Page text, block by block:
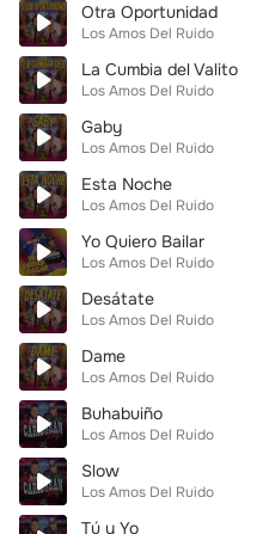
Otra Oportunidad
Los Amos Del Ruido
La Cumbia del Valito
Los Amos Del Ruido
Gaby
Los Amos Del Ruido
Esta Noche
Los Amos Del Ruido
Yo Quiero Bailar
Los Amos Del Ruido
Desátate
Los Amos Del Ruido
Dame
Los Amos Del Ruido
Buhabuiño
Los Amos Del Ruido
Slow
Los Amos Del Ruido
Tú y Yo